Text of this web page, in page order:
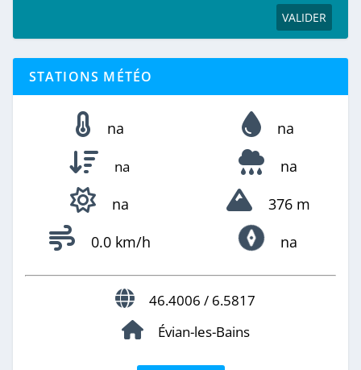
STATIONS MÉTÉO
na na
na
na
na
376 m
0.0 km/h
na
46.4006 / 6.5817
Évian-les-Bains